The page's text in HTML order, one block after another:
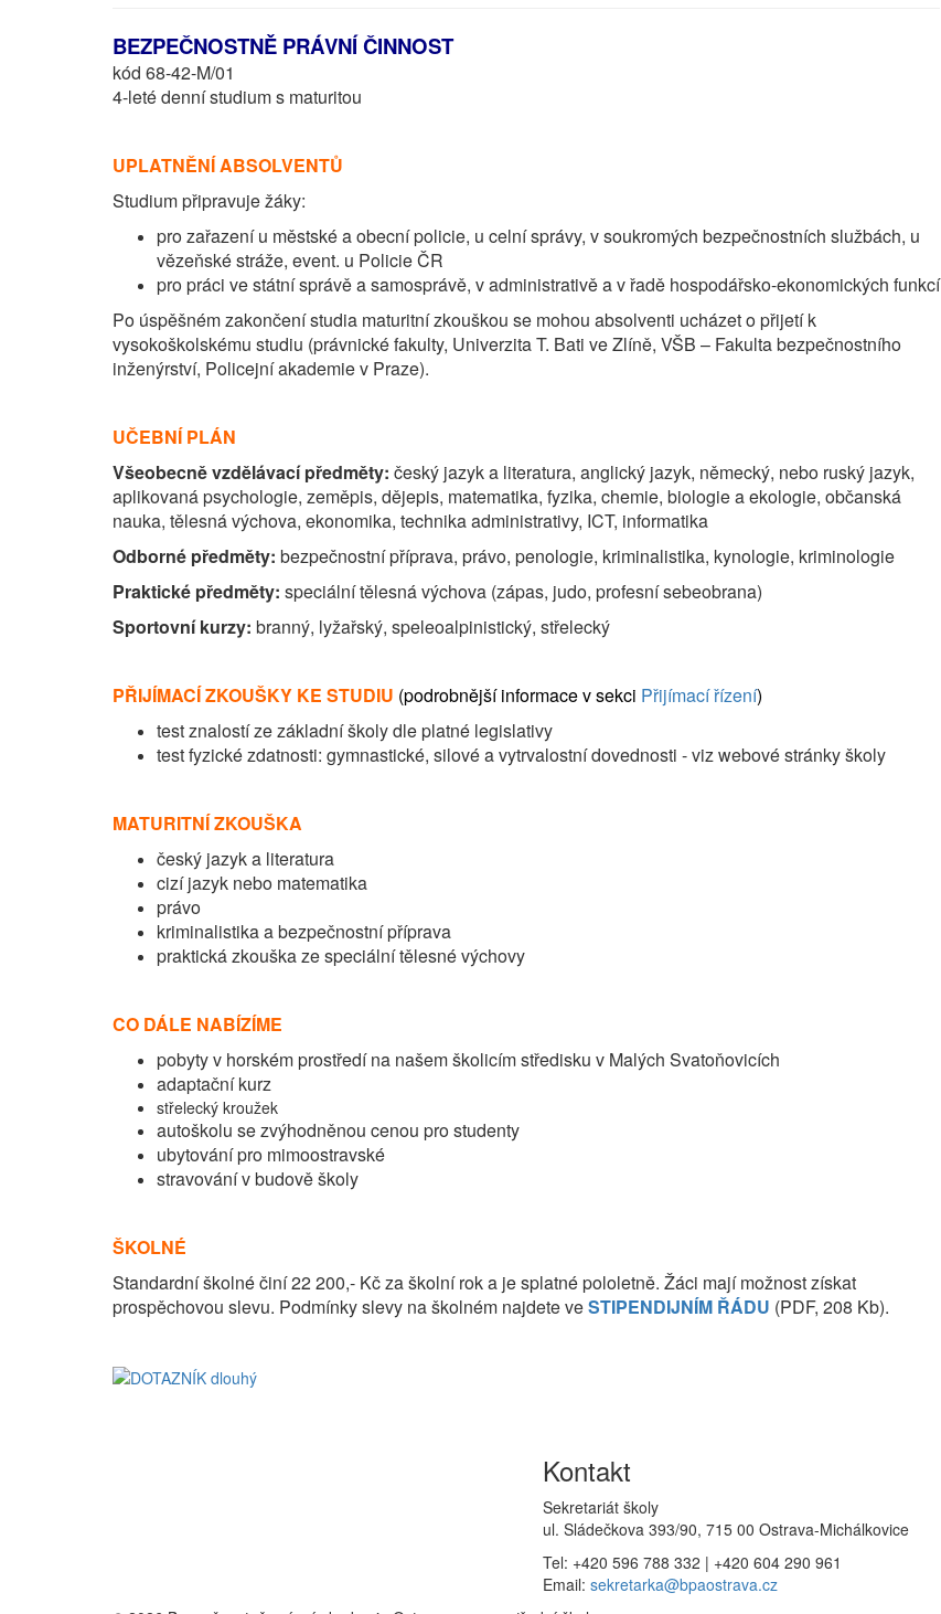
BEZPEČNOSTNĚ PRÁVNÍ ČINNOST
kód 68-42-M/01
4-leté denní studium s maturitou
UPLATNĚNÍ ABSOLVENTŮ
Studium připravuje žáky:
pro zařazení u městské a obecní policie, u celní správy, v soukromých bezpečnostních službách, u
vězeňské stráže, event. u Policie ČR
pro práci ve státní správě a samosprávě, v administrativě a v řadě hospodářsko-ekonomických funkcí
Po úspěšném zakončení studia maturitní zkouškou se mohou absolventi ucházet o přijetí k
vysokoškolskému studiu (právnické fakulty, Univerzita T. Bati ve Zlíně, VŠB – Fakulta bezpečnostního
inženýrství, Policejní akademie v Praze).
UČEBNÍ PLÁN
Všeobecně vzdělávací předměty: český jazyk a literatura, anglický jazyk, německý, nebo ruský jazyk,
aplikovaná psychologie, zeměpis, dějepis, matematika, fyzika, chemie, biologie a ekologie, občanská
nauka, tělesná výchova, ekonomika, technika administrativy, ICT, informatika
Odborné předměty: bezpečnostní příprava, právo, penologie, kriminalistika, kynologie, kriminologie
Praktické předměty: speciální tělesná výchova (zápas, judo, profesní sebeobrana)
Sportovní kurzy: branný, lyžařský, speleoalpinistický, střelecký
PŘIJÍMACÍ ZKOUŠKY KE STUDIU (podrobnější informace v sekci Přijímací řízení)
test znalostí ze základní školy dle platné legislativy
test fyzické zdatnosti: gymnastické, silové a vytrvalostní dovednosti - viz webové stránky školy
MATURITNÍ ZKOUŠKA
český jazyk a literatura
cizí jazyk nebo matematika
právo
kriminalistika a bezpečnostní příprava
praktická zkouška ze speciální tělesné výchovy
CO DÁLE NABÍZÍME
pobyty v horském prostředí na našem školicím středisku v Malých Svatoňovicích
adaptační kurz
střelecký kroužek
autoškolu se zvýhodněnou cenou pro studenty
ubytování pro mimoostravské
stravování v budově školy
ŠKOLNÉ
Standardní školné činí 22 200,- Kč za školní rok a je splatné pololetně. Žáci mají možnost získat
prospěchovou slevu. Podmínky slevy na školném najdete veSTIPENDIJNÍM ŘÁDU (PDF, 208 Kb).
Kontakt
Sekretariát školy
ul. Sládečkova 393/90, 715 00 Ostrava-Michálkovice
Tel: +420 596 788 332 | +420 604 290 961
Email: sekretarka@bpaostrava.cz